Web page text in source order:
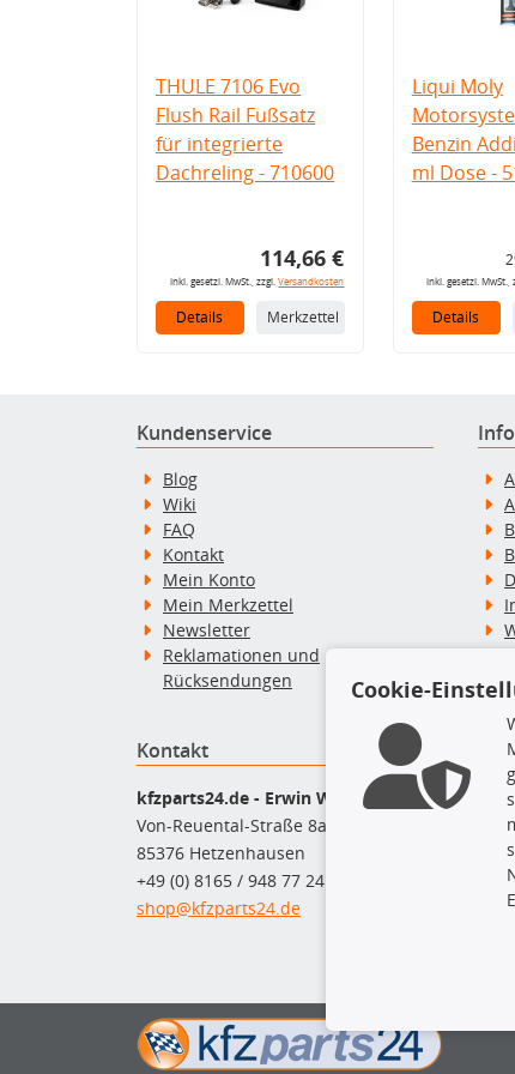
THULE 7106 Evo
Flush Rail Fußsatz
für integrierte
Dachreling - 710600
114,66 €
inkl. gesetzl. MwSt., zzgl.Versandkosten
Details Merkzettel
Liqui Moly
Benzin
ml Dose -
inkl. gesetzl. MwSt.,
Details
Kundenservice
Blog
Wiki
FAQ
Kontakt
Mein Konto
Mein Merkzettel
Newsletter
Reklamationen und
Rücksendungen
Kontakt
kfzparts24.de - Erwin Weber GmbH
Von-Reuental-Straße 8a
85376 Hetzenhausen
+49 (0) 8165 / 948 77 24
shop@kfzparts24.de
Cookie-